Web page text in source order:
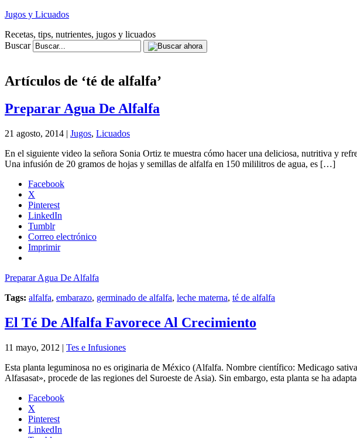
Jugos y Licuados
Recetas, tips, nutrientes, jugos y licuados
Buscar
Artículos de ‘té de alfalfa’
Preparar Agua De Alfalfa
21 agosto, 2014 | Jugos, Licuados
En el siguiente video la señora Sonia Ortiz te muestra cómo hacer una deliciosa, nutritiva y
Una infusión de 20 gramos de hojas y semillas de alfalfa en 150 mililitros de agua, es […]
Facebook
X
Pinterest
LinkedIn
Tumblr
Correo electrónico
Imprimir
Preparar Agua De Alfalfa
Tags: alfalfa, embarazo, germinado de alfalfa, leche materna, té de alfalfa
El Té De Alfalfa Favorece Al Crecimiento
11 mayo, 2012 | Tes e Infusiones
Esta planta leguminosa no es originaria de México (Alfalfa. Nombre científico: Medicago
Alfasasat», procede de las regiones del Suroeste de Asia). Sin embargo, esta planta se ha
Facebook
X
Pinterest
LinkedIn